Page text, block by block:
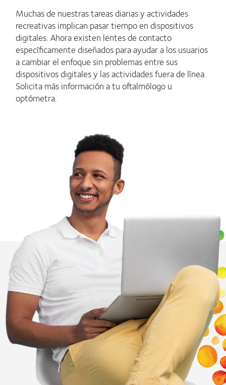
Muchas de nuestras tareas diarias y actividades
recreativas implican pasar tiempo en dispositivos
digitales. Ahora existen lentes de contacto
específicamente diseñados para ayudar a los usuarios
a cambiar el enfoque sin problemas entre sus
dispositivos digitales y las actividades fuera de línea.
Solicita más información a tu oftalmólogo u
optómetra.